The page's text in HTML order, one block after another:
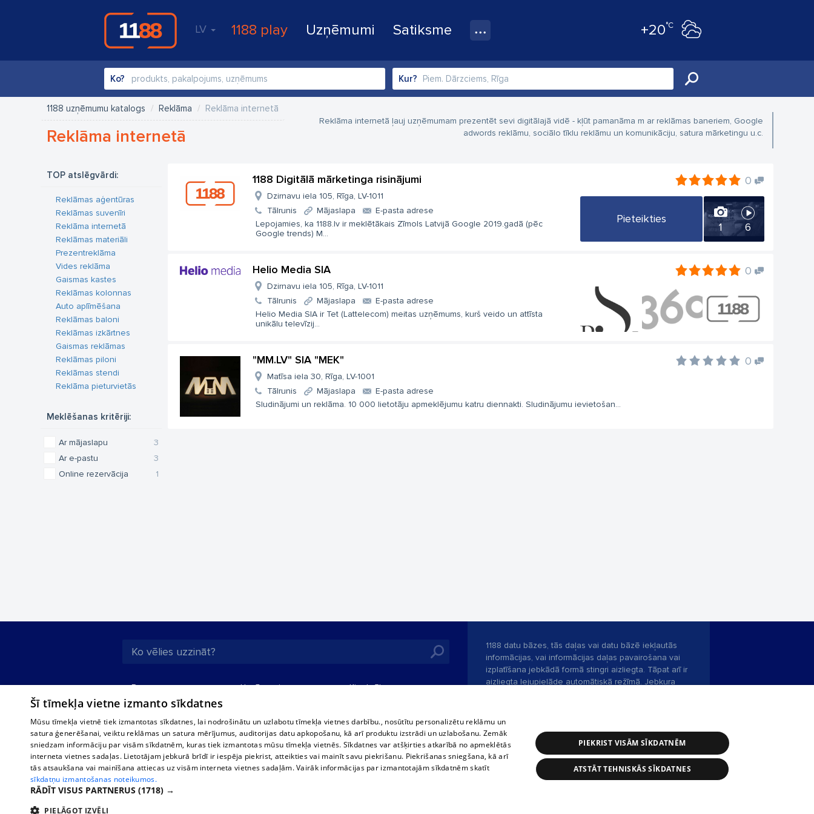
LV 1188 play Uzņēmumi Satiksme +20°C
Ko? Kur?
1188 uzņēmumu katalogs Reklāma Reklāma internetā
Reklāma internetā
Reklāma internetā ļauj uzņēmumam prezentēt sevi digitālajā vidē - kļūt pamanāma m ar reklāmas baneriem, Google
adwords reklāmu, sociālo tīklu reklāmu un komunikāciju, satura mārketingu u.c.
TOP atslēgvārdi:
Reklāmas aģentūras
Reklāmas suvenīri
Reklāma internetā
Reklāmas materiāli
Prezentreklāma
Vides reklāma
Gaismas kastes
Reklāmas kolonnas
Auto aplīmēšana
Reklāmas baloni
Reklāmas izkārtnes
Gaismas reklāmas
Reklāmas piloni
Reklāmas stendi
Reklāma pieturvietās
Meklēšanas kritēriji:
3
Ar mājaslapu
3
Ar e-pastu
1
Online rezervācija
1188 Digitālā mārketinga risinājumi 0
Pieteikties
1 6
Dzirnavu iela 105, Rīga, LV-1011
Tālrunis
Mājaslapa
E-pasta adrese
Lepojamies, ka 1188.lv ir meklētākais Zīmols Latvijā Google 2019.gadā (pēc
Google trends) M...
Helio Media SIA 0
Dzirnavu iela 105, Rīga, LV-1011
Tālrunis
Mājaslapa
E-pasta adrese
Helio Media SIA ir Tet (Lattelecom) meitas uzņēmums, kurš veido un attīsta
unikālu televīzij...
"MM.LV" SIA "MEK" 0
Matīsa iela 30, Rīga, LV-1001
Tālrunis
Mājaslapa
E-pasta adrese
Sludinājumi un reklāma. 10 000 lietotāju apmeklējumu katru diennakti. Sludinājumu ievietošan...
Par mums
Reklāma
Biznesa klientiem
Tarifi
Privātuma politika
Sīkdatņu iestatījumi
Politiskā reklāma
Uzņēmumi
Autobusu biļetes
Vilcienu biļetes
Kinoteātros
Līguma noteikumi
360 Ziņas kontakti
1188 datu bāzes, tās daļas vai datu bāzē iekļautās
informācijas, vai informācijas daļas pavairošana vai
izplatīšana jebkādā formā stingri aizliegta. Tāpat arī ir
aizliegta lejupielāde automātiskā režīmā. Jebkura
Portāla palīdzības dienests: e-pasts -info@1188.lv
SIA Helio Media2004-2026
Šī tīmekļa vietne izmanto sīkdatnes
Mūsu tīmekļa vietnē tiek izmantotas sīkdatnes, lai nodrošinātu un uzlabotu tīmekļa vietnes darbību., nosūtītu personalizētu reklāmu un
satura ģenerēšanai, veiktu reklāmas un satura mērījumus, auditorijas datu apkopošanu, kā arī produktu izstrādi un uzlabošanu. Zemāk
sniedzam informāciju par visām sīkdatnēm, kuras tiek izmantotas mūsu tīmekļa vietnēs. Sīkdatnes var atšķirties atkarībā no apmeklētās
interneta vietnes sadaļas. Lietotājam jebkurā brīdī ir iespēja piekrist, atteikties vai mainīt savu piekrišanu. Piekrišanas sniegšana, kā arī
tās atsaukšana vai mainīšana attiecas uz visām interneta vietnes sadaļām. Vairāk informācijas par izmantotajām sīkdatnēm skatīt
sīkdatņu izmantošanas noteikumos.
RĀDĪT VISUS PARTNERUS (1718) →
PIELĀGOT IZVĒLI
PIEKRIST VISĀM SĪKDATNĒM
ATSTĀT TEHNISKĀS SĪKDATNES